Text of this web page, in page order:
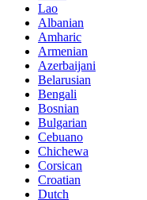
Lao
Albanian
Amharic
Armenian
Azerbaijani
Belarusian
Bengali
Bosnian
Bulgarian
Cebuano
Chichewa
Corsican
Croatian
Dutch